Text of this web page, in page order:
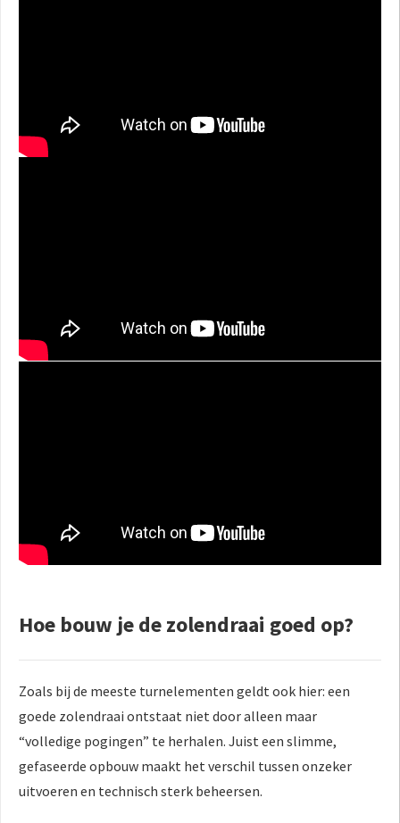
Hoe bouw je de zolendraai goed op?
Zoals bij de meeste turnelementen geldt ook hier: een
goede zolendraai ontstaat niet door alleen maar
“volledige pogingen” te herhalen. Juist een slimme,
gefaseerde opbouw maakt het verschil tussen onzeker
uitvoeren en technisch sterk beheersen.